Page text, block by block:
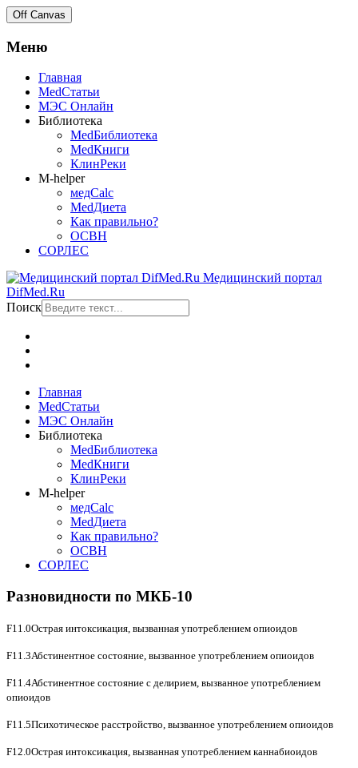
Off Canvas
Меню
Главная
MedСтатьи
МЭС Онлайн
Библиотека
MedБиблиотека
MedКниги
КлинРеки
M-helper
медCalc
MedДиета
Как правильно?
ОСВН
СОРЛЕС
Медицинский портал
DifMed.Ru
Поиск
Главная
MedСтатьи
МЭС Онлайн
Библиотека
MedБиблиотека
MedКниги
КлинРеки
M-helper
медCalc
MedДиета
Как правильно?
ОСВН
СОРЛЕС
Разновидности по МКБ-10
F11.0Острая интоксикация, вызванная употреблением опиоидов
F11.3Абстинентное состояние, вызванное употреблением опиоидов
F11.4Абстинентное состояние с делирием, вызванное употреблением
опиоидов
F11.5Психотическое расстройство, вызванное употреблением опиоидов
F12.0Острая интоксикация, вызванная употреблением каннабиоидов